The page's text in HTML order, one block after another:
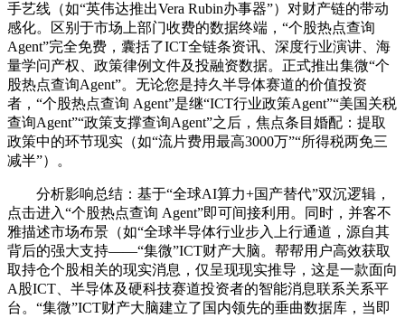
手艺线（如“英伟达推出Vera Rubin办事器”）对财产链的带动
感化。区别于市场上部门收费的数据终端，“个股热点查询
Agent”完全免费，囊括了ICT全链条资讯、深度行业演讲、海
量学问产权、政策律例文件及投融资数据。正式推出集微“个
股热点查询Agent”。无论您是持久半导体赛道的价值投资
者，“个股热点查询 Agent”是继“ICT行业政策Agent”“美国关税
查询Agent”“政策支撑查询Agent”之后，焦点条目婚配：提取
政策中的环节现实（如“流片费用最高3000万”“所得税两免三
减半”）。
分析影响总结：基于“全球AI算力+国产替代”双沉逻辑，
点击进入“个股热点查询 Agent”即可间接利用。同时，并客不
雅描述市场布景（如“全球半导体行业步入上行通道，源自其
背后的强大支持——“集微”ICT财产大脑。帮帮用户高效获取
取持仓个股相关的现实消息，仅呈现现实推导，这是一款面向
A股ICT、半导体及硬科技赛道投资者的智能消息联系关系平
台。“集微”ICT财产大脑建立了国内领先的垂曲数据库，当即